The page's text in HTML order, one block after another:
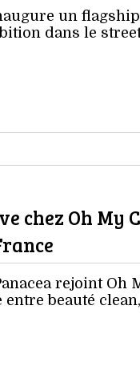
un
dans le
chez Oh My
rejoint Oh
entre beauté